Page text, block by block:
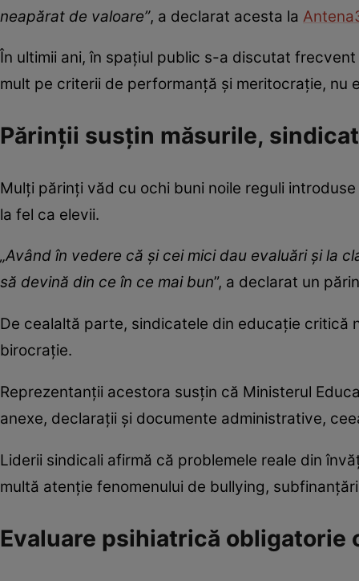
neapărat de valoare”, a declarat acesta la
În ultimii ani, în spațiul public s-a discutat
mult pe criterii de performanță și meritocrație, nu
Părinții susțin măsurile,
Mulți părinți văd cu ochi buni noile reguli
la fel ca elevii.
„Având în vedere că şi cei mici dau evaluări şi la
să devină din ce în ce mai bun”, a declarat un
De cealaltă parte, sindicatele din educație critică
birocrație.
Reprezentanții acestora susțin că Ministerul
anexe, declarații și documente administrative,
Liderii sindicali afirmă că problemele reale din
multă atenție fenomenului de bullying,
Evaluare psihiatrică obligatorie